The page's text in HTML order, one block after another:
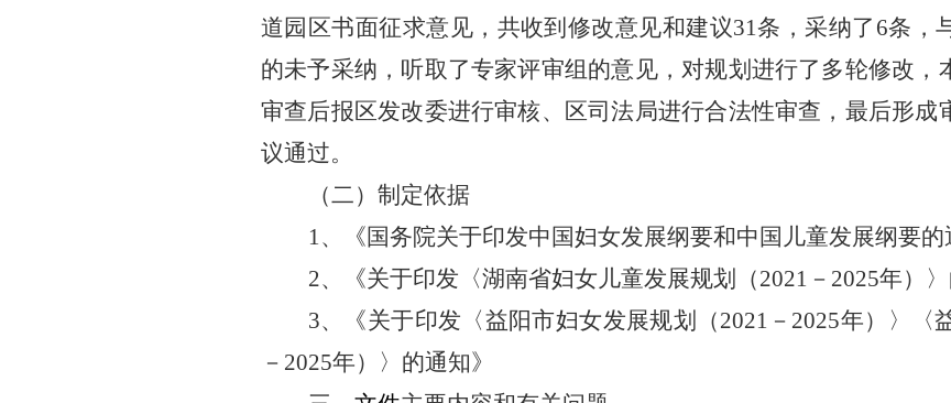
道园区书面征求意见，共收到修改意见和建议31条，采纳了 6条，
的未予采纳 ，听取了专家评审组的意见，对规划进行了多轮修改
审查后报区发改委进行审核、区司法局进行合法性审查，最后形成
议通过。
（二）制定依据
1、《国务院关于印发中国妇女发展纲要和中国儿童发展纲要的
2、《关于印发〈湖南省妇女儿童发展规划（2021－2025年）〉
3、《关于印发〈益阳市妇女发展规划（2021－2025年）〉〈
－2025年）〉的通知》